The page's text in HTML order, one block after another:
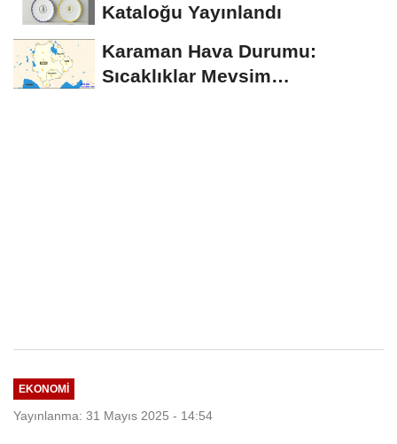
Kataloğu Yayınlandı
Karaman Hava Durumu:
Sıcaklıklar Mevsim
EKONOMI
Yayınlanma: 31 Mayıs 2025 - 14:54